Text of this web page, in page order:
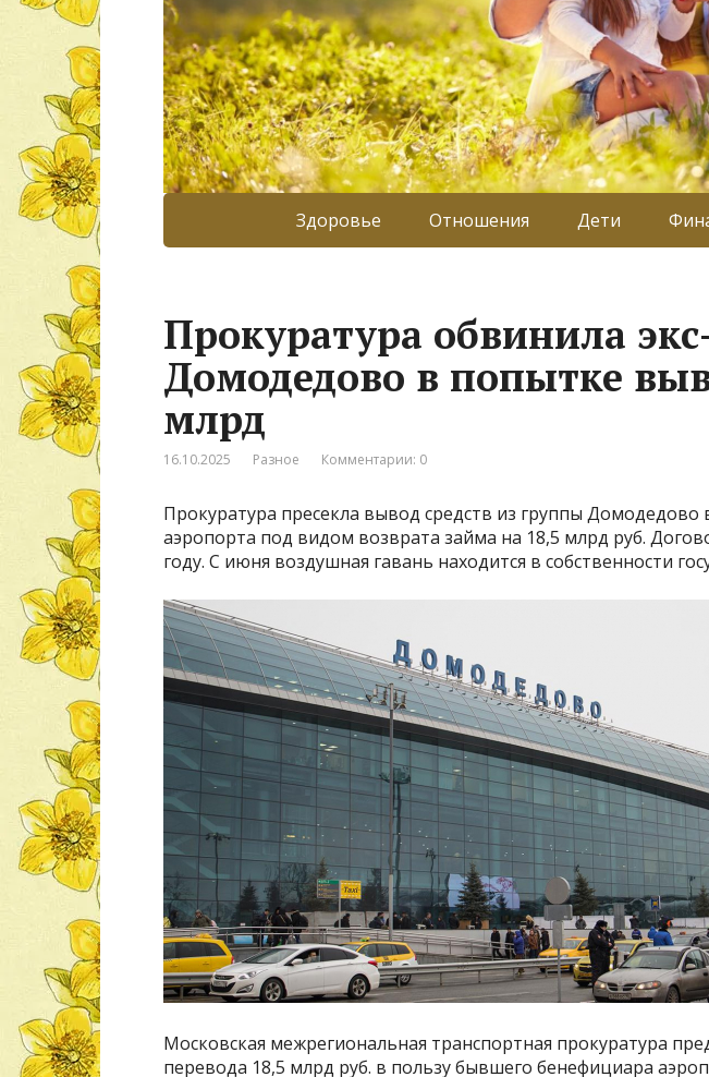
Здоровье Отношения Дети
Прокуратура обвинила
Домодедово в попытке
млрд
16.10.2025 Разное Комментарии: 0
Прокуратура пресекла вывод средств из группы Домодедово
аэропорта под видом возврата займа на 18,5 млрд руб.
году. С июня воздушная гавань находится в собственности
Московская межрегиональная транспортная прокуратура
перевода 18,5 млрд руб. в пользу бывшего бенефициара